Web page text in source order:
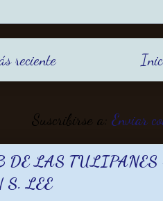
reciente
Suscribirse a:Enviar
DE LAS
S. LEE